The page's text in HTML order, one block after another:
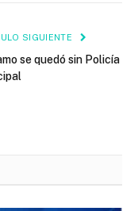
SIGUIENTE
se quedó sin Policía